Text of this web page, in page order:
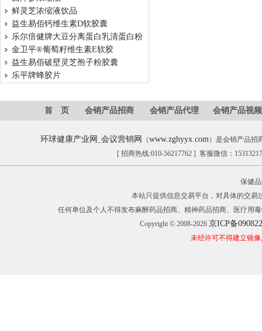
鲜灵芝浓缩液饮品
益生易佰钙维生素D软胶囊
乐尔倍健牌大豆分离蛋白乳清蛋白粉
金卫平®葡萄籽维生素E软胶
益生易佰破壁灵芝孢子粉胶囊
乐平牌蜂胶片
首 页 会销产品招商 会销产品代理 会销产品视频
环球健康产业网 会议营销网 （www.zghyyx.com）是会销产品招
[ 招商热线:010-56217762 ] 客服微信：
保健
本站只提供信息交易平台，对具体的交
任何单位及个人不得发布麻醉药品招商、精神药品招商、医疗用
Copyright © 2008-2026 京ICP备
未经许可不得建立镜